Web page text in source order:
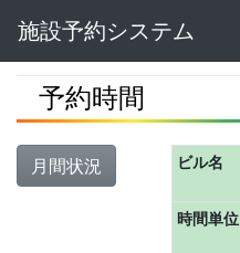
Navbar
施設予約システム
予約時間
月間状況 ビル名
時間単位